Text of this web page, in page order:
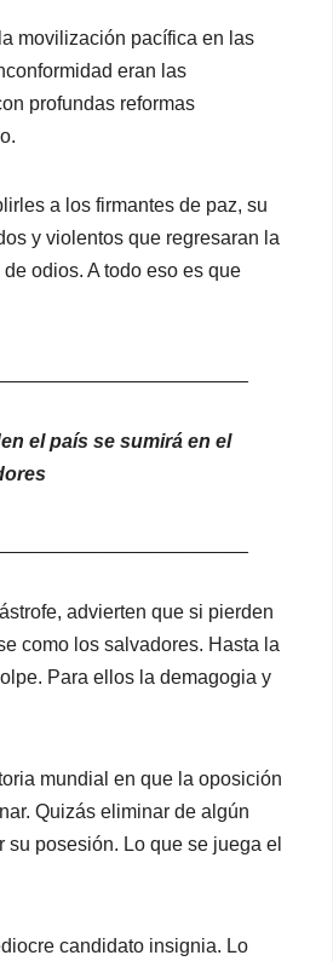
movilización pacífica en las
eran las
profundas reformas
a los firmantes de paz, su
y violentos que regresaran la
odios. A todo eso es que
el país se sumirá en el
advierten que si pierden
como los salvadores. Hasta la
Para ellos la demagogia y
mundial en que la oposición
Quizás eliminar de algún
posesión. Lo que se juega el
candidato insignia. Lo